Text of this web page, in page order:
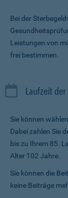
Bei der
Leistungen von
frei bestimmen.
Laufzeit
Sie können
Dabei zahlen Sie
bis zu Ihrem 85.
Alter 102 Jahre.
Sie können die
keine Beiträge